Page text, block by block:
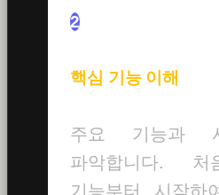
2
핵심 기능 이해
주요 기능과
파악합니다. 처
기능부터 시작하